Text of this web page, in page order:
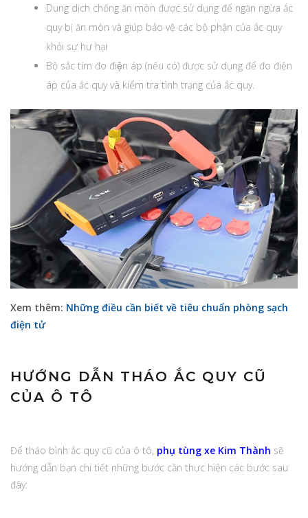
Dung dịch chống ăn mòn được sử dụng để ngăn ngừa ắc
quy bị ăn mòn và giúp bảo vệ các bộ phận của ắc quy
khỏi sự hư hại
Bộ sắc tím đo điện áp (nếu có) được sử dụng để đo điện
áp của ắc quy và kiểm tra tình trạng của ắc quy.
Xem thêm: Những điều cần biết về tiêu chuẩn phòng sạch
điện tử
HƯỚNG DẪN THÁO ẮC QUY CŨ
CỦA Ô TÔ
Để tháo bình ắc quy cũ của ô tô, phụ tùng xe Kim Thành sẽ
hướng dẫn bạn chi tiết những bước cần thực hiện các bước sau
đây: